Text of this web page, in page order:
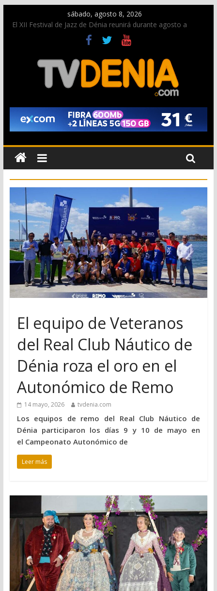
sábado, agosto 8, 2026
El XII Festival de Jazz de Dénia reunirá durante agosto a
figuras nacionales e internacionales en los Jardins de
Una nueva oportunidad para donar sangre en Cruz Roja
El bando moro protagonista en la Segunda Entraeta Festera
Paco Adsuar dona al Arxiu de Dénia más de 50.000 imágenes
La Entraeta Festera llena de ambiente la calle Marqués de
Campo con la recepción a la Capitanía Cristiana
El equipo de Veteranos
del Real Club Náutico de
Dénia roza el oro en el
Autonómico de Remo
14 mayo, 2026 tvdenia.com
Los equipos de remo del Real Club Náutico de
Dénia participaron los días 9 y 10 de mayo en
el Campeonato Autonómico de
Leer más